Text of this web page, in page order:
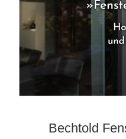
Bechtold